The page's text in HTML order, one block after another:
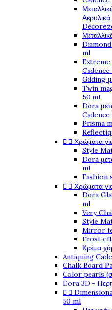
Diamond
ml
Extreme
Cadence
Gilding
Twin
50 ml
Dora
Prisma
  Χρώματα
Style
Dora
ml
Fashion
  Χρώματα
Dora
ml
Very
Style
Mirror
Frost
Κρέμα
Antiquing
Chalk Board
Color pearls
Dora 3D -
 
50 ml